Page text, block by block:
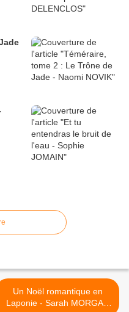
Un Noël romantique en
Laponie - Sarah MORGAN